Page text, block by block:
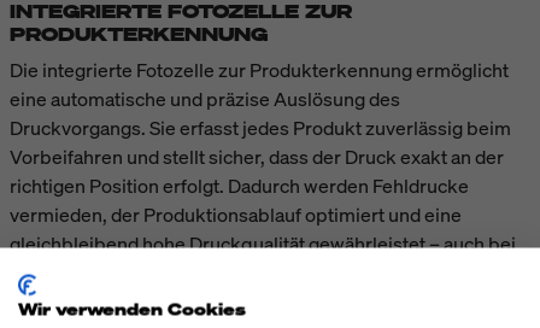
INTEGRIERTE FOTOZELLE ZUR
PRODUKTERKENNUNG
Die integrierte Fotozelle zur Produkterkennung ermöglicht
eine automatische und präzise Auslösung des
Druckvorgangs. Sie erfasst jedes Produkt zuverlässig beim
Vorbeifahren und stellt sicher, dass der Druck exakt an der
richtigen Position erfolgt. Dadurch werden Fehldrucke
vermieden, der Produktionsablauf optimiert und eine
gleichbleibend hohe Druckqualität gewährleistet – auch bei
hohen Geschwindigkeiten und variierenden
Produktabständen.
Wir verwenden Cookies